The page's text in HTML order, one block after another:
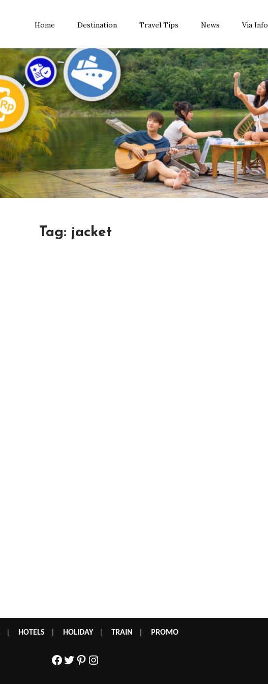
Home Destination Travel Tips News Via Info
Tag: jacket
HOTELS HOLIDAY| TRAIN PROMO
Facebook
Twitter
Pinterest
Instagram